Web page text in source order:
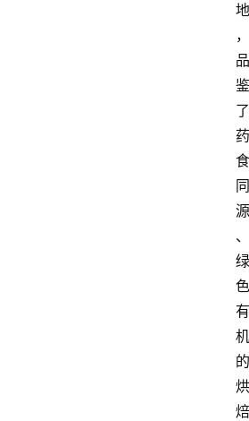
地
，
品
鉴
了
药
食
同
源
、
绿
色
有
机
的
烘
焙